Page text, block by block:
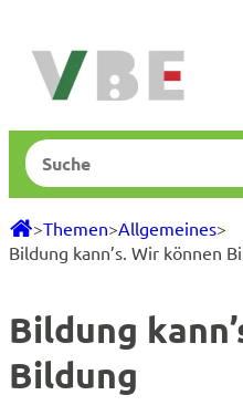
springen
Suchen
>Themen>Allgemeines>
Bildung kann’s. Wir können
Bildung
Bildung